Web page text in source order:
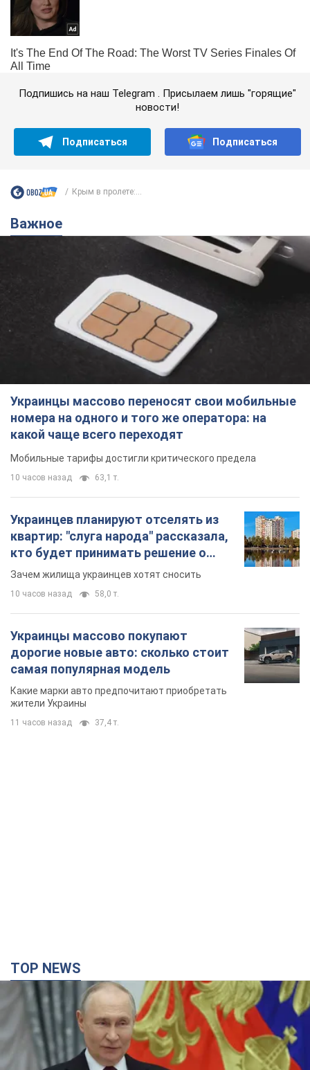
Подпишись на наш Telegram . Присылаем лишь "горящие"
новости!
Подписаться Подписаться
Крым в пролете:...
Важное
Украинцы массово переносят свои мобильные
номера на одного и того же оператора: на
какой чаще всего переходят
Мобильные тарифы достигли критического предела
10 часов назад 63,1 т.
Украинцев планируют отселять из
квартир: "слуга народа" рассказала,
кто будет принимать решение о
сносе домов
Зачем жилища украинцев хотят сносить
10 часов назад 58,0 т.
Украинцы массово покупают
дорогие новые авто: сколько стоит
самая популярная модель
Какие марки авто предпочитают приобретать
жители Украины
11 часов назад 37,4 т.
TOP NEWS